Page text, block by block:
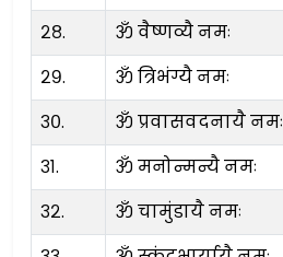
२८.
ॐ वैष्णव्यै नमः
२९.
ॐ त्रिभंग्यै नमः
३०.
ॐ प्रवासवदनायै नमः
३१.
ॐ मनोन्मन्यै नमः
३२.
ॐ चामुंडायै नमः